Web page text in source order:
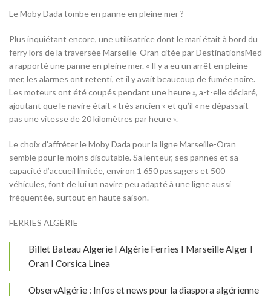
Le Moby Dada tombe en panne en pleine mer ?
Plus inquiétant encore, une utilisatrice dont le mari était à bord du
ferry lors de la traversée Marseille-Oran citée par DestinationsMed
a rapporté une panne en pleine mer. « Il y a eu un arrêt en pleine
mer, les alarmes ont retenti, et il y avait beaucoup de fumée noire.
Les moteurs ont été coupés pendant une heure », a-t-elle déclaré,
ajoutant que le navire était « très ancien » et qu’il « ne dépassait
pas une vitesse de 20 kilomètres par heure ».
Le choix d’affréter le Moby Dada pour la ligne Marseille-Oran
semble pour le moins discutable. Sa lenteur, ses pannes et sa
capacité d’accueil limitée, environ 1 650 passagers et 500
véhicules, font de lui un navire peu adapté à une ligne aussi
fréquentée, surtout en haute saison.
FERRIES ALGÉRIE
Billet Bateau Algerie I Algérie Ferries I Marseille Alger I
Oran I Corsica Linea
ObservAlgérie : Infos et news pour la diaspora algérienne